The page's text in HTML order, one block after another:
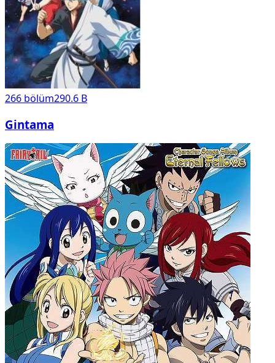
266 bölüm290.6 B
Gintama